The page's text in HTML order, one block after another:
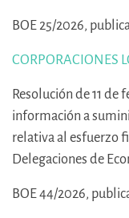
BOE 25/2026,
CORPORACIONES
Resolución de 11
información a
relativa al esfuerzo
Delegaciones de
BOE 44/2026,